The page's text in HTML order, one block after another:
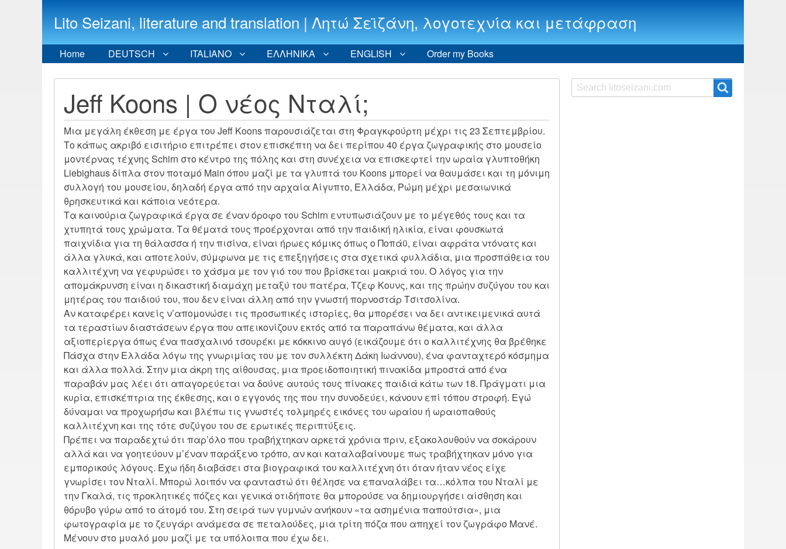
Lito Seizani, literature and translation | Λητώ Σεϊζάνη, λογοτεχνία και μετάφραση
Home DEUTSCH ITALIANO ΕΛΛΗΝΙΚΑ ENGLISH Order my Books
Jeff Koons | Ο νέος Νταλί;
Μια μεγάλη έκθεση με έργα του Jeff Koons παρουσιάζεται στη Φραγκφούρτη μέχρι τις 23 Σεπτεμβρίου.
Το κάπως ακριβό εισιτήριο επιτρέπει στον επισκέπτη να δει περίπου 40 έργα ζωγραφικής στο μουσείο
μοντέρνας τέχνης Schirn στο κέντρο της πόλης και στη συνέχεια να επισκεφτεί την ωραία γλυπτοθήκη
Liebighaus δίπλα στον ποταμό Main όπου μαζί με τα γλυπτά του Koons μπορεί να θαυμάσει και τη μόνιμη
συλλογή του μουσείου, δηλαδή έργα από την αρχαία Αίγυπτο, Ελλάδα, Ρώμη μέχρι μεσαιωνικά
θρησκευτικά και κάποια νεότερα.
Τα καινούρια ζωγραφικά έργα σε έναν όροφο του Schirn εντυπωσιάζουν με το μέγεθός τους και τα
χτυπητά τους χρώματα. Τα θέματά τους προέρχονται από την παιδική ηλικία, είναι φουσκωτά
παιχνίδια για τη θάλασσα ή την πισίνα, είναι ήρωες κόμικς όπως ο Ποπάϋ, είναι αφράτα ντόνατς και
άλλα γλυκά, και αποτελούν, σύμφωνα με τις επεξηγήσεις στα σχετικά φυλλάδια, μια προσπάθεια του
καλλιτέχνη να γεφυρώσει το χάσμα με τον γιό του που βρίσκεται μακριά του. Ο λόγος για την
απομάκρυνση είναι η δικαστική διαμάχη μεταξύ του πατέρα, Τζεφ Κουνς, και της πρώην συζύγου του και
μητέρας του παιδιού του, που δεν είναι άλλη από την γνωστή πορνοστάρ Τσιτσολίνα.
Αν καταφέρει κανείς ν’απομονώσει τις προσωπικές ιστορίες, θα μπορέσει να δει αντικειμενικά αυτά
τα τεραστίων διαστάσεων έργα που απεικονίζουν εκτός από τα παραπάνω θέματα, και άλλα
αξιοπερίεργα όπως ένα πασχαλινό τσουρέκι με κόκκινο αυγό (εικάζουμε ότι ο καλλιτέχνης θα βρέθηκε
Πάσχα στην Ελλάδα λόγω της γνωριμίας του με τον συλλέκτη Δάκη Ιωάννου), ένα φανταχτερό κόσμημα
και άλλα πολλά. Στην μια άκρη της αίθουσας, μια προειδοποιητική πινακίδα μπροστά από ένα
παραβάν μας λέει ότι απαγορεύεται να δούνε αυτούς τους πίνακες παιδιά κάτω των 18. Πράγματι μια
κυρία, επισκέπτρια της έκθεσης, και ο εγγονός της που την συνοδεύει, κάνουν επί τόπου στροφή. Εγώ
δύναμαι να προχωρήσω και βλέπω τις γνωστές τολμηρές εικόνες του ωραίου ή ωραιοπαθούς
καλλιτέχνη και της τότε συζύγου του σε ερωτικές περιπτύξεις.
Πρέπει να παραδεχτώ ότι παρ’όλο που τραβήχτηκαν αρκετά χρόνια πριν, εξακολουθούν να σοκάρουν
αλλά και να γοητεύουν μ’έναν παράξενο τρόπο, αν και καταλαβαίνουμε πως τραβήχτηκαν μόνο για
εμπορικούς λόγους. Έχω ήδη διαβάσει στα βιογραφικά του καλλιτέχνη ότι όταν ήταν νέος είχε
γνωρίσει τον Νταλί. Μπορώ λοιπόν να φανταστώ ότι θέλησε να επαναλάβει τα…κόλπα του Νταλί με
την Γκαλά, τις προκλητικές πόζες και γενικά οτιδήποτε θα μπορούσε να δημιουργήσει αίσθηση και
θόρυβο γύρω από το άτομό του. Στη σειρά των γυμνών ανήκουν «τα ασημένια παπούτσια», μια
φωτογραφία με το ζευγάρι ανάμεσα σε πεταλούδες, μια τρίτη πόζα που απηχεί τον ζωγράφο Μανέ.
Μένουν στο μυαλό μου μαζί με τα υπόλοιπα που έχω δει.
Search
Search